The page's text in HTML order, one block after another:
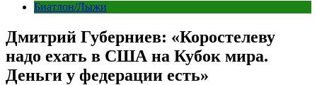
Биатлон/Лыжи
Дмитрий Губерниев: «Коростелеву
надо ехать в США на Кубок мира.
Деньги у федерации есть»